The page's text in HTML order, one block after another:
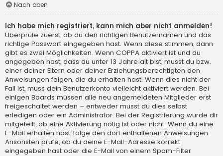
Nach oben
Ich habe mich registriert, kann mich aber nicht anmelden!
Überprüfe zuerst, ob du den richtigen Benutzernamen und das
richtige Passwort eingegeben hast. Wenn diese stimmen, dann
gibt es zwei Möglichkeiten. Wenn COPPA aktiviert ist und du
angegeben hast, dass du unter 13 Jahre alt bist, musst du bzw.
einer deiner Eltern oder deiner Erziehungsberechtigten den
Anweisungen folgen, die du erhalten hast. Wenn dies nicht der
Fall ist, muss dein Benutzerkonto vielleicht aktiviert werden. Bei
einigen Boards müssen alle neu angemeldeten Mitglieder erst
freigeschaltet werden – entweder musst du dies selbst
erledigen oder ein Administrator. Bei der Registrierung wurde dir
mitgeteilt, ob eine Aktivierung nötig ist oder nicht. Wenn du eine
E-Mail erhalten hast, folge den dort enthaltenen Anweisungen.
Ansonsten prüfe, ob du deine E-Mail-Adresse korrekt
eingegeben hast oder die E-Mail von einem Spam-Filter